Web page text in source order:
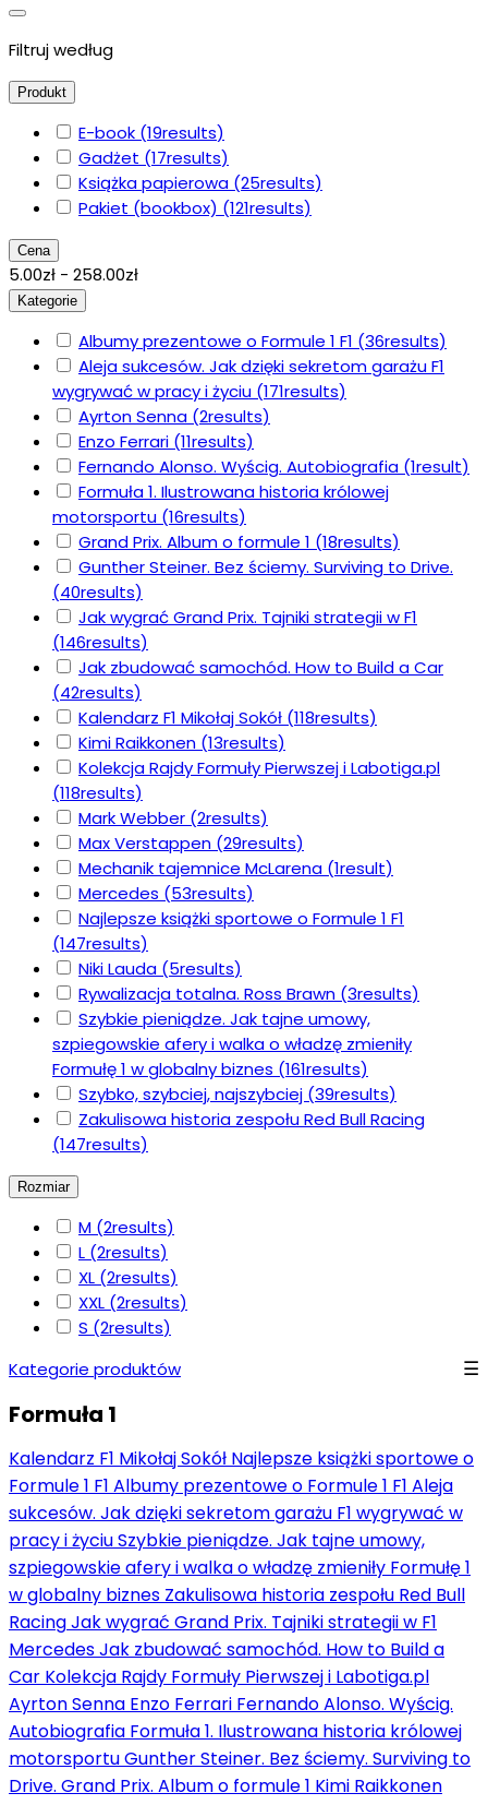
Filtruj według
Produkt
E-book (19results)
Gadżet (17results)
Książka papierowa (25results)
Pakiet (bookbox) (121results)
Cena
5.00zł - 258.00zł
Kategorie
Albumy prezentowe o Formule 1 F1 (36results)
Aleja sukcesów. Jak dzięki sekretom garażu F1
wygrywać w pracy i życiu (171results)
Ayrton Senna (2results)
Enzo Ferrari (11results)
Fernando Alonso. Wyścig. Autobiografia (1result)
Formuła 1. Ilustrowana historia królowej
motorsportu (16results)
Grand Prix. Album o formule 1 (18results)
Gunther Steiner. Bez ściemy. Surviving to Drive.
(40results)
Jak wygrać Grand Prix. Tajniki strategii w F1
(146results)
Jak zbudować samochód. How to Build a Car
(42results)
Kalendarz F1 Mikołaj Sokół (118results)
Kimi Raikkonen (13results)
Kolekcja Rajdy Formuły Pierwszej i Labotiga.pl
(118results)
Mark Webber (2results)
Max Verstappen (29results)
Mechanik tajemnice McLarena (1result)
Mercedes (53results)
Najlepsze książki sportowe o Formule 1 F1
(147results)
Niki Lauda (5results)
Rywalizacja totalna. Ross Brawn (3results)
Szybkie pieniądze. Jak tajne umowy,
szpiegowskie afery i walka o władzę zmieniły
Formułę 1 w globalny biznes (161results)
Szybko, szybciej, najszybciej (39results)
Zakulisowa historia zespołu Red Bull Racing
(147results)
Rozmiar
M (2results)
L (2results)
XL (2results)
XXL (2results)
S (2results)
Kategorie produktów
Formuła 1
Kalendarz F1 Mikołaj Sokół Najlepsze książki sportowe o
Formule 1 F1 Albumy prezentowe o Formule 1 F1 Aleja
sukcesów. Jak dzięki sekretom garażu F1 wygrywać w
pracy i życiuSzybkie pieniądze. Jak tajne umowy,
szpiegowskie afery i walka o władzę zmieniły Formułę 1
w globalny biznes Zakulisowa historia zespołu Red Bull
RacingJak wygrać Grand Prix. Tajniki strategii w F1
MercedesJak zbudować samochód. How to Build a
Car Kolekcja Rajdy Formuły Pierwszej i Labotiga.pl
Ayrton Senna Enzo Ferrari Fernando Alonso. Wyścig.
Autobiografia Formuła 1. Ilustrowana historia królowej
motorsportuGunther Steiner. Bez ściemy. Surviving to
Drive. Grand Prix. Album o formule 1 Kimi Raikkonen